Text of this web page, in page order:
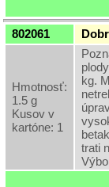
a
dekoračná
keramika
802061
Hmotnosť:
1.5 g
Kusov v
kartóne: 1
kg.
trati